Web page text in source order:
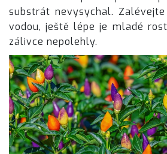
substrát nevysychal.
vodou, ještě lépe je mladé
zálivce nepolehly.